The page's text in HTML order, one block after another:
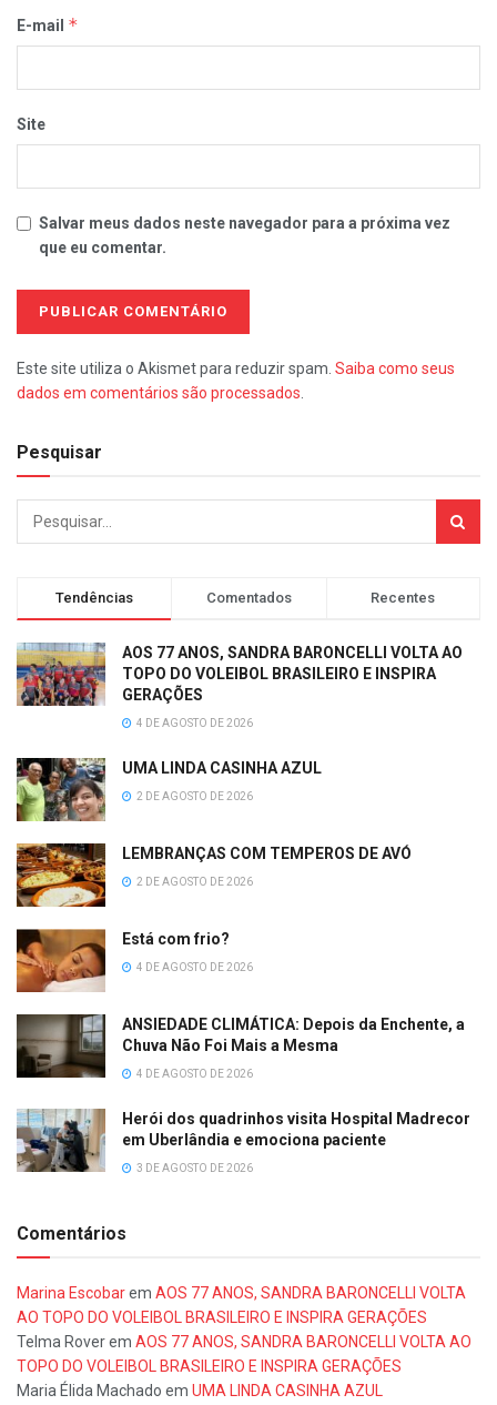
E-mail *
Site
Salvar meus dados neste navegador para a próxima vez
que eu comentar.
Este site utiliza o Akismet para reduzir spam. Saiba como seus
dados em comentários são processados
Pesquisar
Tendências Comentados Recentes
AOS 77 ANOS, SANDRA BARONCELLI VOLTA AO
TOPO DO VOLEIBOL BRASILEIRO E INSPIRA
GERAÇÕES
4 DE AGOSTO DE 2026
UMA LINDA CASINHA AZUL
2 DE AGOSTO DE 2026
LEMBRANÇAS COM TEMPEROS DE AVÓ
2 DE AGOSTO DE 2026
Está com frio?
4 DE AGOSTO DE 2026
ANSIEDADE CLIMÁTICA: Depois da Enchente, a
Chuva Não Foi Mais a Mesma
4 DE AGOSTO DE 2026
Herói dos quadrinhos visita Hospital Madrecor
em Uberlândia e emociona paciente
3 DE AGOSTO DE 2026
Comentários
Marina Escobarem AOS 77 ANOS, SANDRA BARONCELLI VOLTA
AO TOPO DO VOLEIBOL BRASILEIRO E INSPIRA GERAÇÕES
Telma Roverem AOS 77 ANOS, SANDRA BARONCELLI VOLTA AO
TOPO DO VOLEIBOL BRASILEIRO E INSPIRA GERAÇÕES
Maria Élida Machado em UMA LINDA CASINHA AZUL